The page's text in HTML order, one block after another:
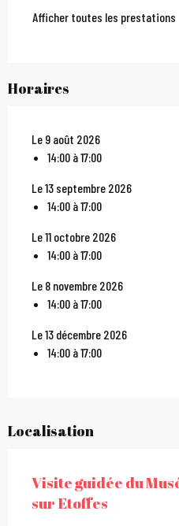
Afficher toutes les prestations
Horaires
Le 9 août 2026
14:00 à 17:00
Le 13 septembre 2026
14:00 à 17:00
Le 11 octobre 2026
14:00 à 17:00
Le 8 novembre 2026
14:00 à 17:00
Le 13 décembre 2026
14:00 à 17:00
Localisation
Visite guidée du
sur Etoffes